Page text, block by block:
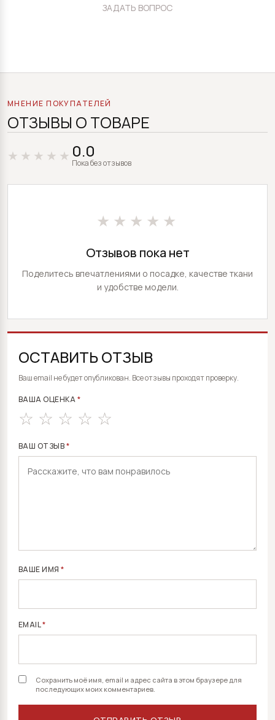
ЗАДАТЬ ВОПРОС
МНЕНИЕ ПОКУПАТЕЛЕЙ
ОТЗЫВЫ О ТОВАРЕ
0.0
Пока без отзывов
★★★★★
Отзывов пока нет
Поделитесь впечатлениями о посадке, качестве ткани
и удобстве модели.
ОСТАВИТЬ ОТЗЫВ
Ваш email не будет опубликован. Все отзывы проходят проверку.
ВАША ОЦЕНКА*
ВАШ ОТЗЫВ*
ВАШЕ ИМЯ*
EMAIL*
Сохранить моё имя, email и адрес сайта в этом браузере для
последующих моих комментариев.
ALTERNATIVE: